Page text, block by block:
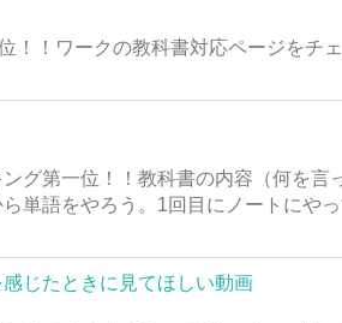
！！ワークの教科書対応ページをチ
グ第一位！！教科書の内容（何を言
単語をやろう。1回目にノートにや
じたときに見てほしい動画